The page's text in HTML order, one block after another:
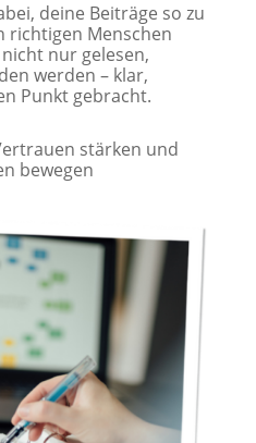
deine Beiträge so zu
richtigen Menschen
nur gelesen,
werden – klar,
Punkt gebracht.
stärken und
bewegen